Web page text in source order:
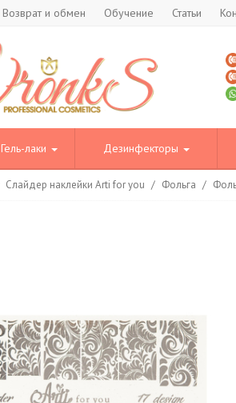
Возврат и обмен Обучение Статьи
Гель-лаки Дезинфекторы
Слайдер наклейки Arti for you / Фольга /